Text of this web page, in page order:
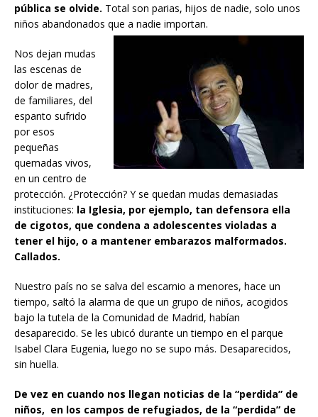
pública se olvide. Total son parias, hijos de nadie, solo unos
niños abandonados que a nadie importan.
Nos dejan mudas
las escenas de
dolor de madres,
de familiares, del
espanto sufrido
por esos
pequeñas
quemadas vivos,
en un centro de
protección. ¿Protección? Y se quedan mudas demasiadas
instituciones: la Iglesia, por ejemplo, tan defensora ella
de cigotos, que condena a adolescentes violadas a
tener el hijo, o a mantener embarazos malformados.
Callados.
Nuestro país no se salva del escarnio a menores, hace un
tiempo, saltó la alarma de que un grupo de niños, acogidos
bajo la tutela de la Comunidad de Madrid, habían
desaparecido. Se les ubicó durante un tiempo en el parque
Isabel Clara Eugenia, luego no se supo más. Desaparecidos,
sin huella.
De vez en cuando nos llegan noticias de la “perdida” de
niños, en los campos de refugiados, de la “perdida” de